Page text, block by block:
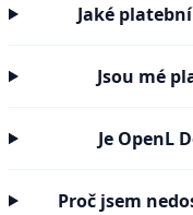
Jaké
Jsou mé
Je OpenL
Proč jsem